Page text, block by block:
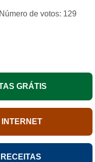
de votos: 129
GRÁTIS